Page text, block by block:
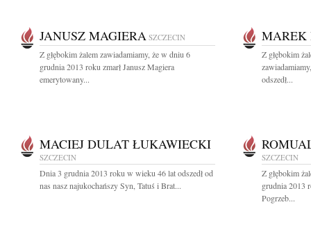
JANUSZ MAGIERA SZCZECIN
Z głębokim żalem zawiadamiamy, że w dniu 6
grudnia 2013 roku zmarł Janusz Magiera
emerytowany...
MAREK
Z głębokim
odszedł...
MACIEJ DULAT ŁUKAWIECKI
SZCZECIN
Dnia 3 grudnia 2013 roku w wieku 46 lat odszedł od
nas nasz najukochańszy Syn, Tatuś i Brat...
SZCZECIN
Z głębokim
grudnia 2013
Pogrzeb...